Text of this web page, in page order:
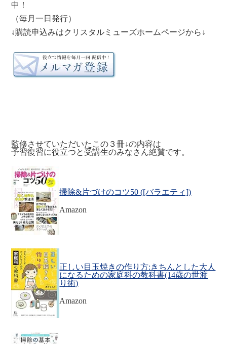
中！
（毎月一日発行）
↓購読申込みはクリスタルミューズホームページから↓
監修させていただいたこの３冊↓の内容は
予習復習に役立つと受講生のみなさん絶賛です。
掃除&片づけのコツ50 ([バラエティ])
Amazon
正しい目玉焼きの作り方:きちんとした大人
になるための家庭科の教科書(14歳の世渡
り術)
Amazon